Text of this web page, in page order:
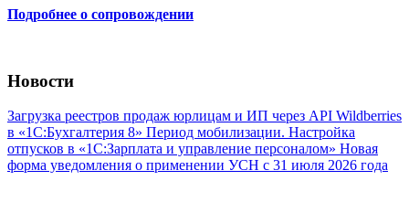
Подробнее о сопровождении
Новости
Загрузка реестров продаж юрлицам и ИП через API Wildberries
в «1С:Бухгалтерия 8» Период мобилизации. Настройка
отпусков в «1С:Зарплата и управление персоналом» Новая
форма уведомления о применении УСН с 31 июля 2026 года